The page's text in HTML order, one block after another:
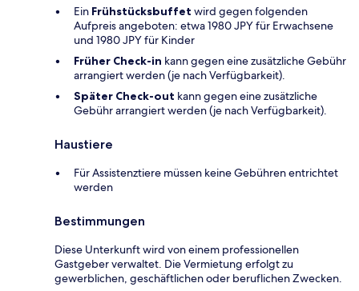
Ein Frühstücksbuffet wird gegen folgenden
Aufpreis angeboten: etwa 1980 JPY für Erwachsene
und 1980 JPY für Kinder
Früher Check-in kann gegen eine zusätzliche Gebühr
arrangiert werden (je nach Verfügbarkeit).
Später Check-out kann gegen eine zusätzliche
Gebühr arrangiert werden (je nach Verfügbarkeit).
Haustiere
Für Assistenztiere müssen keine Gebühren entrichtet
werden
Bestimmungen
Diese Unterkunft wird von einem professionellen
Gastgeber verwaltet. Die Vermietung erfolgt zu
gewerblichen, geschäftlichen oder beruflichen Zwecken.